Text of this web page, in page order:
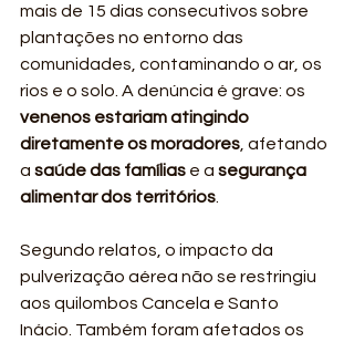
mais de 15 dias consecutivos sobre
plantações no entorno das
comunidades, contaminando o ar, os
rios e o solo. A denúncia é grave: os
venenos estariam atingindo
diretamente os moradores, afetando
a saúde das famílias e a segurança
alimentar dos territórios.
Segundo relatos, o impacto da
pulverização aérea não se restringiu
aos quilombos Cancela e Santo
Inácio. Também foram afetados os